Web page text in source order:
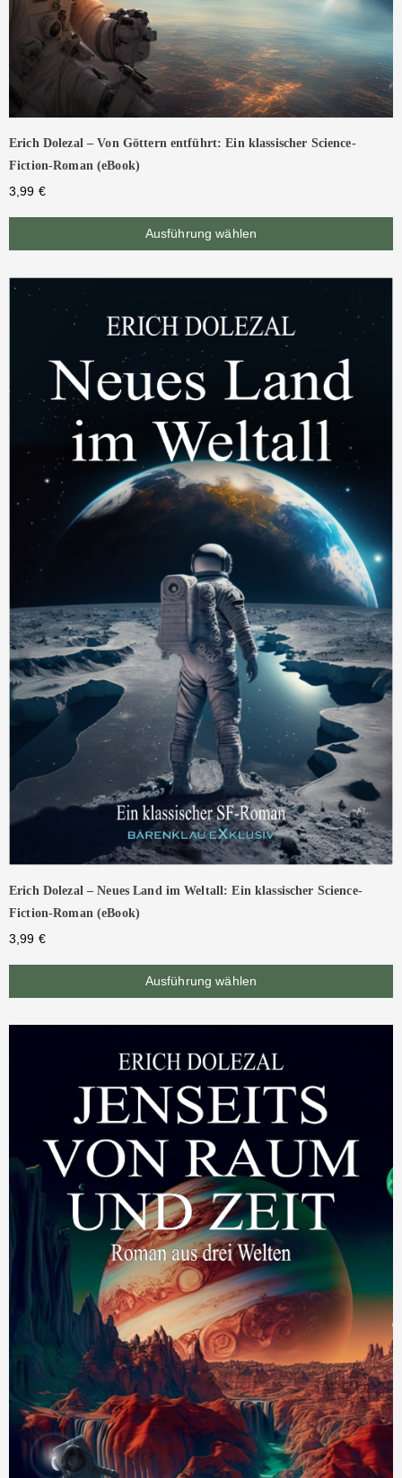
Erich Dolezal – Von Göttern entführt: Ein klassischer Science-
Fiction-Roman (eBook)
3,99 €
Ausführung wählen
Erich Dolezal – Neues Land im Weltall: Ein klassischer Science-
Fiction-Roman (eBook)
3,99 €
Ausführung wählen